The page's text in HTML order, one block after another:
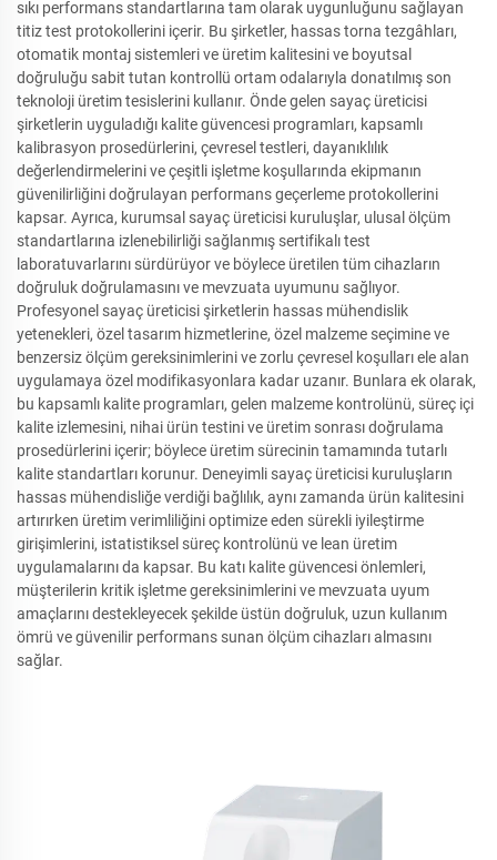
sıkı performans standartlarına tam olarak uygunluğunu sağlayan
titiz test protokollerini içerir. Bu şirketler, hassas torna tezgâhları,
otomatik montaj sistemleri ve üretim kalitesini ve boyutsal
doğruluğu sabit tutan kontrollü ortam odalarıyla donatılmış son
teknoloji üretim tesislerini kullanır. Önde gelen sayaç üreticisi
şirketlerin uyguladığı kalite güvencesi programları, kapsamlı
kalibrasyon prosedürlerini, çevresel testleri, dayanıklılık
değerlendirmelerini ve çeşitli işletme koşullarında ekipmanın
güvenilirliğini doğrulayan performans geçerleme protokollerini
kapsar. Ayrıca, kurumsal sayaç üreticisi kuruluşlar, ulusal ölçüm
standartlarına izlenebilirliği sağlanmış sertifikalı test
laboratuvarlarını sürdürüyor ve böylece üretilen tüm cihazların
doğruluk doğrulamasını ve mevzuata uyumunu sağlıyor.
Profesyonel sayaç üreticisi şirketlerin hassas mühendislik
yetenekleri, özel tasarım hizmetlerine, özel malzeme seçimine ve
benzersiz ölçüm gereksinimlerini ve zorlu çevresel koşulları ele alan
uygulamaya özel modifikasyonlara kadar uzanır. Bunlara ek olarak,
bu kapsamlı kalite programları, gelen malzeme kontrolünü, süreç içi
kalite izlemesini, nihai ürün testini ve üretim sonrası doğrulama
prosedürlerini içerir; böylece üretim sürecinin tamamında tutarlı
kalite standartları korunur. Deneyimli sayaç üreticisi kuruluşların
hassas mühendisliğe verdiği bağlılık, aynı zamanda ürün kalitesini
artırırken üretim verimliliğini optimize eden sürekli iyileştirme
girişimlerini, istatistiksel süreç kontrolünü ve lean üretim
uygulamalarını da kapsar. Bu katı kalite güvencesi önlemleri,
müşterilerin kritik işletme gereksinimlerini ve mevzuata uyum
amaçlarını destekleyecek şekilde üstün doğruluk, uzun kullanım
ömrü ve güvenilir performans sunan ölçüm cihazları almasını
sağlar.